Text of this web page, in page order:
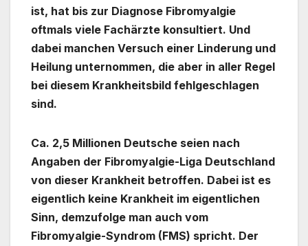
ist, hat bis zur Diagnose Fibromyalgie
oftmals viele Fachärzte konsultiert. Und
dabei manchen Versuch einer Linderung und
Heilung unternommen, die aber in aller Regel
bei diesem Krankheitsbild fehlgeschlagen
sind.
Ca. 2,5 Millionen Deutsche seien nach
Angaben der Fibromyalgie-Liga Deutschland
von dieser Krankheit betroffen. Dabei ist es
eigentlich keine Krankheit im eigentlichen
Sinn, demzufolge man auch vom
Fibromyalgie-Syndrom (FMS) spricht. Der